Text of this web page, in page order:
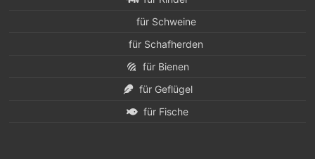
für Schweine
für Schafherden
für Bienen
für Geflügel
für Fische